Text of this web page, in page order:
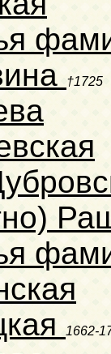
†1725
1662-